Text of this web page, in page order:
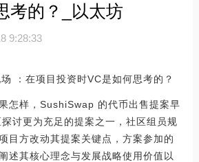
考的？_以太坊
9:28:33
：在项目投资时VC是如何思考的？
怎样，SushiSwap 的代币出售提案早
讨更为充足的提案之一，社区组员规
目方改动其提案关键点，方案参加的
述其核心理念与发展战略使用价值以